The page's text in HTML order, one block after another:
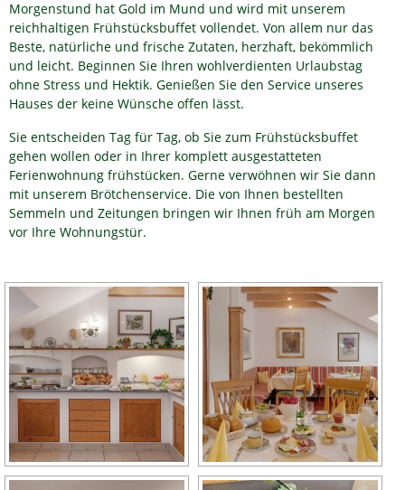
Morgenstund hat Gold im Mund und wird mit unserem
reichhaltigen Frühstücksbuffet vollendet. Von allem nur das
Beste, natürliche und frische Zutaten, herzhaft, bekömmlich
und leicht. Beginnen Sie Ihren wohlverdienten Urlaubstag
ohne Stress und Hektik. Genießen Sie den Service unseres
Hauses der keine Wünsche offen lässt.
Sie entscheiden Tag für Tag, ob Sie zum Frühstücksbuffet
gehen wollen oder in Ihrer komplett ausgestatteten
Ferienwohnung frühstücken. Gerne verwöhnen wir Sie dann
mit unserem Brötchenservice. Die von Ihnen bestellten
Semmeln und Zeitungen bringen wir Ihnen früh am Morgen
vor Ihre Wohnungstür.